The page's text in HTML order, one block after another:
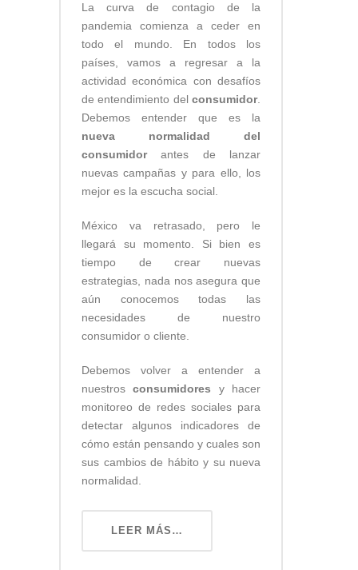
La curva de contagio de la
pandemia comienza a ceder en
todo el mundo. En todos los
países, vamos a regresar a la
actividad económica con desafíos
de entendimiento del consumidor.
Debemos entender que es la
nueva normalidad del
consumidorantes de lanzar
nuevas campañas y para ello, los
mejor es la escucha social.
México va retrasado, pero le
llegará su momento. Si bien es
tiempo de crear nuevas
estrategias, nada nos asegura que
aún conocemos todas las
necesidades de nuestro
consumidor o cliente.
Debemos volver a entender a
nuestrosconsumidores y hacer
monitoreo de redes sociales para
detectar algunos indicadores de
cómo están pensando y cuales son
sus cambios de hábito y su nueva
normalidad.
LEER MÁS…